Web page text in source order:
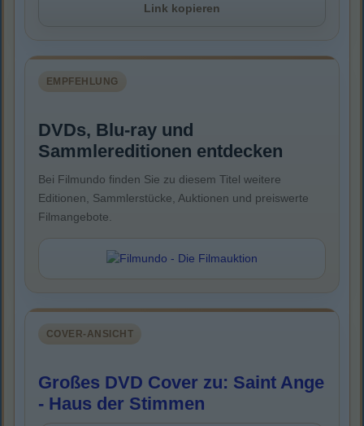
Link kopieren
EMPFEHLUNG
DVDs, Blu-ray und
Sammlereditionen entdecken
Bei Filmundo finden Sie zu diesem Titel weitere
Editionen, Sammlerstücke, Auktionen und preiswerte
Filmangebote.
COVER-ANSICHT
Großes DVD Cover zu: Saint Ange
- Haus der Stimmen